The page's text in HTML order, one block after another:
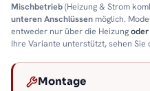
Mischbetrieb(Heizung & Strom
unteren Anschlüssen möglich.
entweder nur über die Heizungoder
Ihre Variante unterstützt, sehen Sie
Montage